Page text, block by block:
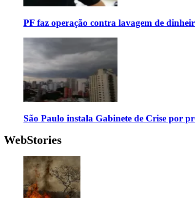
PF faz operação contra lavagem de
São Paulo instala Gabinete de Crise por
WebStories